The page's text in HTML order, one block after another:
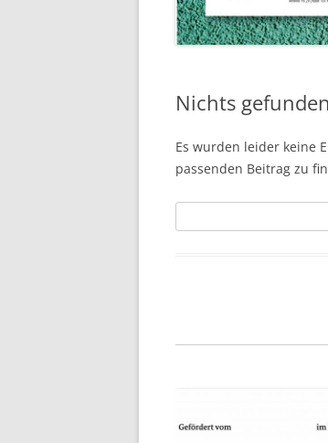
Nichts gefunden
Es wurden leider keine
passenden Beitrag zu
nach: